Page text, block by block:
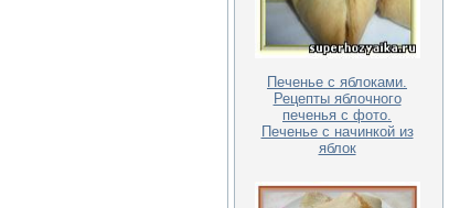
Печенье с яблоками.
Рецепты яблочного
печенья с фото.
Печенье с начинкой из
яблок